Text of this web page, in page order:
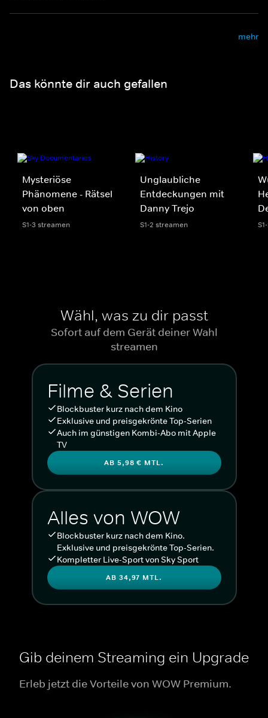
mehr
Das könnte dir auch gefallen
Mysteriöse
Phänomene - Rätsel
von oben
S1-3 streamen
Unglaubliche
Entdeckungen mit
Danny Trejo
S1-2 streamen
Wähl, was zu dir passt
Sofort auf dem Gerät deiner Wahl
streamen
Filme & Serien
Blockbuster kurz nach dem Kino
Exklusive und preisgekrönte Top-Serien
Auch im günstigen Kombi-Abo mit Apple
TV
AB 5,98 € MTL.
Alles von WOW
Blockbuster kurz nach dem Kino.
Exklusive und preisgekrönte Top-Serien.
Kompletter Live-Sport von Sky Sport
AB 34,97 MTL.
Gib deinem Streaming ein Upgrade
Erleb jetzt die Vorteile von WOW Premium.